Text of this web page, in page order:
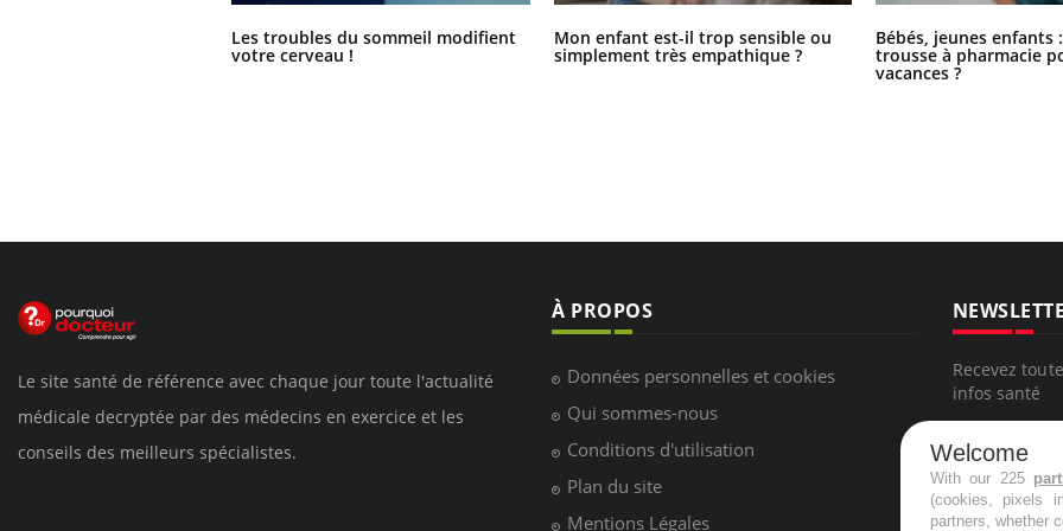
Les troubles du sommeil modifient
votre cerveau !
Mon enfant est-il trop sensible ou
simplement très empathique ?
Bébés, jeunes enfants
trousse à pharmacie
vacances ?
Le site santé de référence avec chaque jour toute l'actualité
médicale decryptée par des médecins en exercice et les
conseils des meilleurs spécialistes.
À PROPOS
Données personnelles et cookies
Qui sommes-nous
Conditions d'utilisation
Plan du site
Mentions Légales
Recevez
infos santé
Welcome
With our 225
(cookies, pixels
partners, whether